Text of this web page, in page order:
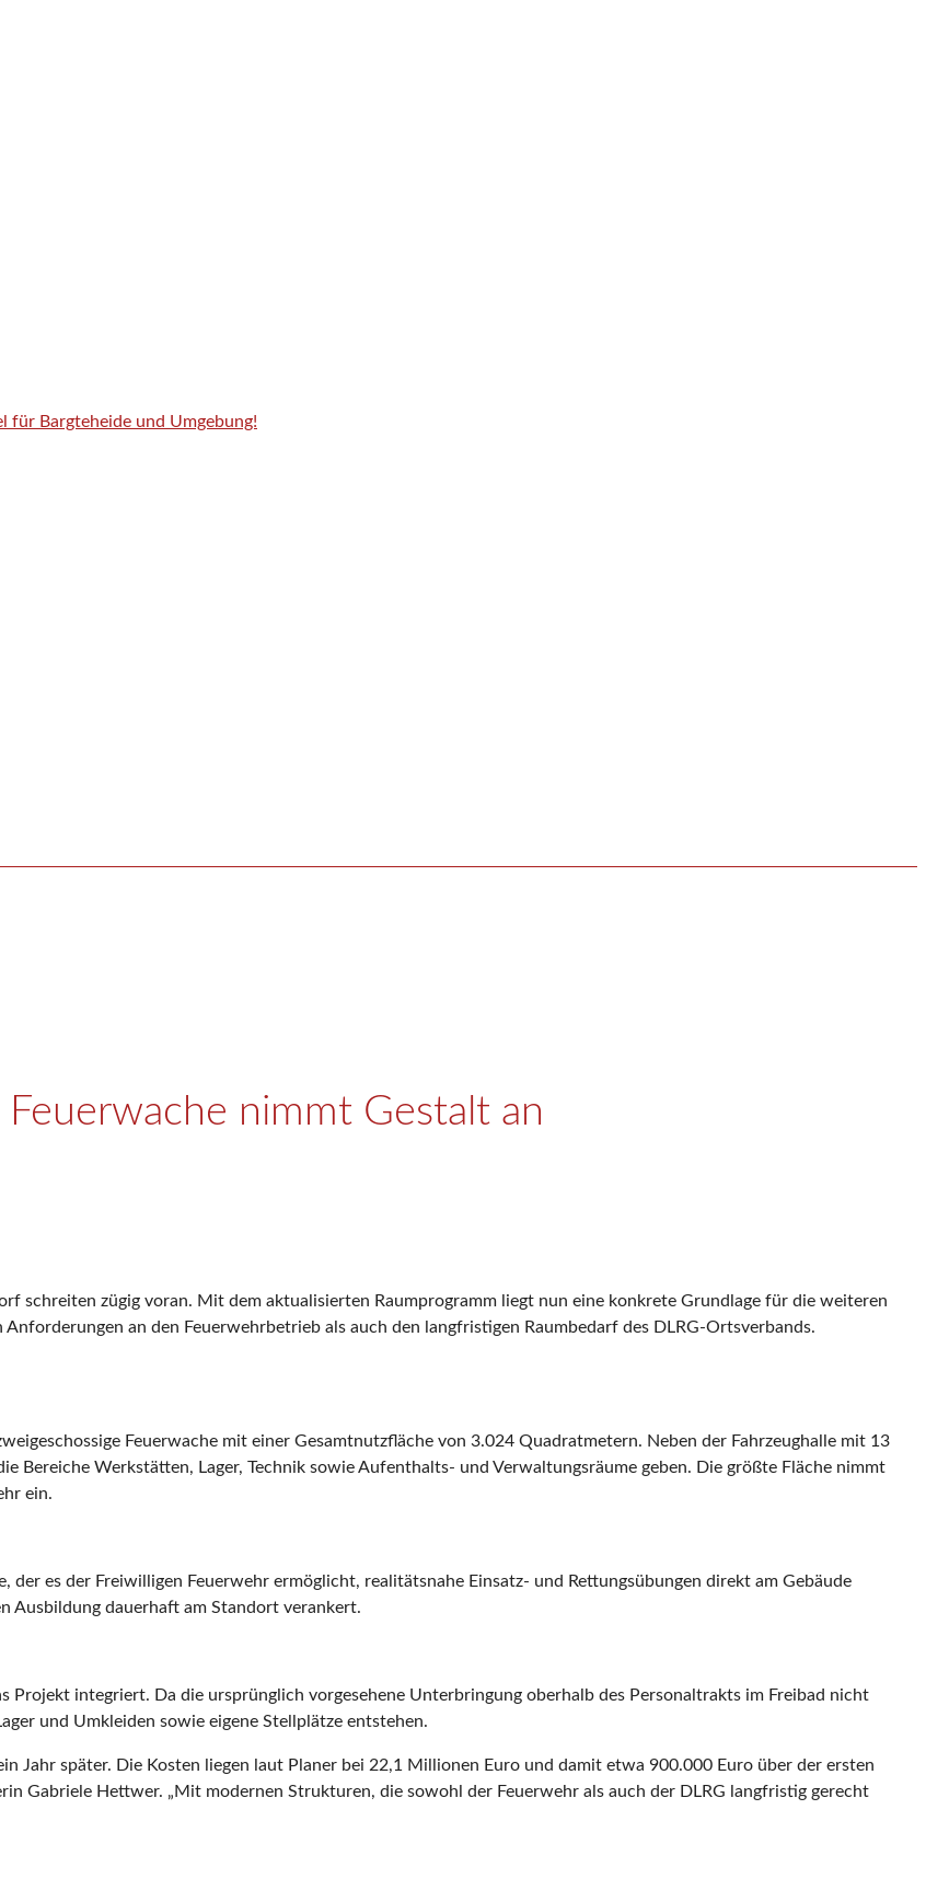
für Bargteheide und Umgebung!
nimmt Gestalt an
schreiten zügig voran. Mit dem aktualisierten Raumprogramm liegt nun eine konkrete Grundlage für die weiteren
an den Feuerwehrbetrieb als auch den langfristigen Raumbedarf des DLRG-Ortsverbands.
Feuerwache mit einer Gesamtnutzfläche von 3.024 Quadratmetern. Neben der Fahrzeughalle mit 13
Bereiche Werkstätten, Lager, Technik sowie Aufenthalts- und Verwaltungsräume geben. Die größte Fläche nimmt
ein.
es der Freiwilligen Feuerwehr ermöglicht, realitätsnahe Einsatz- und Rettungsübungen direkt am Gebäude
Ausbildung dauerhaft am Standort verankert.
Projekt integriert. Da die ursprünglich vorgesehene Unterbringung oberhalb des Personaltrakts im Freibad nicht
und Umkleiden sowie eigene Stellplätze entstehen.
Jahr später. Die Kosten liegen laut Planer bei 22,1 Millionen Euro und damit etwa 900.000 Euro über der ersten
Gabriele Hettwer. „Mit modernen Strukturen, die sowohl der Feuerwehr als auch der DLRG langfristig gerecht